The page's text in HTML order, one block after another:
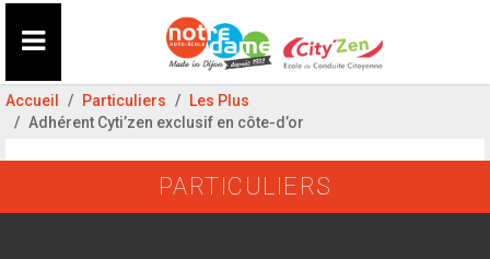
Accueil Particuliers
Les Plus
Adhérent Cyti’zen exclusif en côte-d’or
PARTICULIERS